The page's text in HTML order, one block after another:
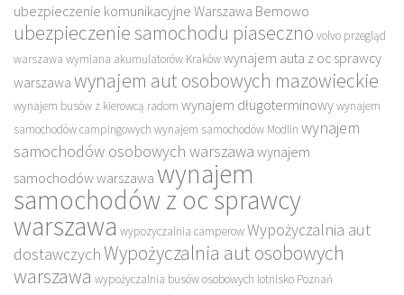
ubezpieczenie komunikacyjne Warszawa Bemowo
ubezpieczenie samochodu piaseczno volvo przegląd
warszawa wymiana akumulatorów Krakówwynajem auta z oc sprawcy
warszawa wynajem aut osobowych mazowieckie
wynajem busów z kierowcą radom wynajem długoterminowywynajem
samochodów campingowych wynajem samochodów Modlin wynajem
samochodów osobowych warszawa wynajem
samochodów warszawa wynajem
samochodów z oc sprawcy
warszawa wypozyczalnia camperowWypożyczalnia aut
dostawczychWypożyczalnia aut osobowych
warszawa wypożyczalnia busów osobowych lotnisko Poznań